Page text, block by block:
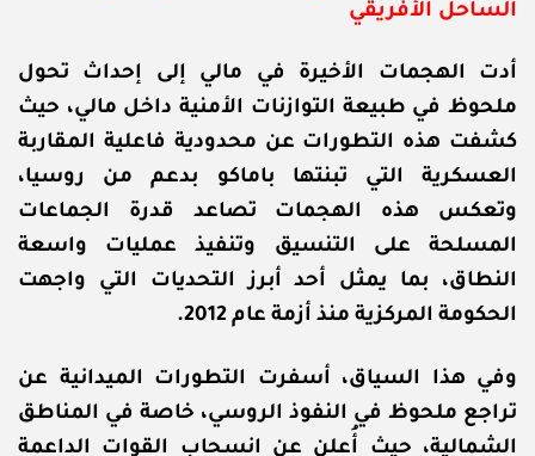
الساحل الأفريقي
أدت الهجمات الأخيرة في مالي إلى إحداث تحول
ملحوظ في طبيعة التوازنات الأمنية داخل مالي، حيث
كشفت هذه التطورات عن محدودية فاعلية المقاربة
العسكرية التي تبنتها باماكو بدعم من روسيا،
وتعكس هذه الهجمات تصاعد قدرة الجماعات
المسلحة على التنسيق وتنفيذ عمليات واسعة
النطاق، بما يمثل أحد أبرز التحديات التي واجهت
الحكومة المركزية منذ أزمة عام 2012.
وفي هذا السياق، أسفرت التطورات الميدانية عن
تراجع ملحوظ في النفوذ الروسي، خاصة في المناطق
الشمالية، حيث أُعلن عن انسحاب القوات الداعمة